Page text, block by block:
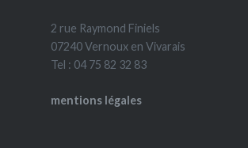
2 rue Raymond Finiels
07240 Vernoux en Vivarais
Tel : 04 75 82 32 83
mentions légales